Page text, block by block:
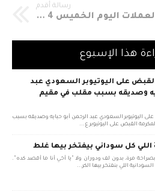
رسالة أقدم
أسعار صرف الدولار والعملات اليوم الخميس 4 يناير 2018 في السوق الموازي مقابل الجنية السوداني Sudania 23 Currency Exchange Rates In Sudan
هذا الإسبوع
القبض على اليوتيوبر السعودي عبد
وصديقه بسبب مقلب في مقيم
على اليوتيوبر السعودي عبد الرحمن أبو حبايه وصديقه بسبب
القبض على اليوتيوبر ع...
اللي كل سوداني بيفتخر بيها غلط
بصراحة مرة، بدون لف ودوران ولا "يا أخي أنا ما أقصد كده".
اللي بنفتخر بيها الكر...